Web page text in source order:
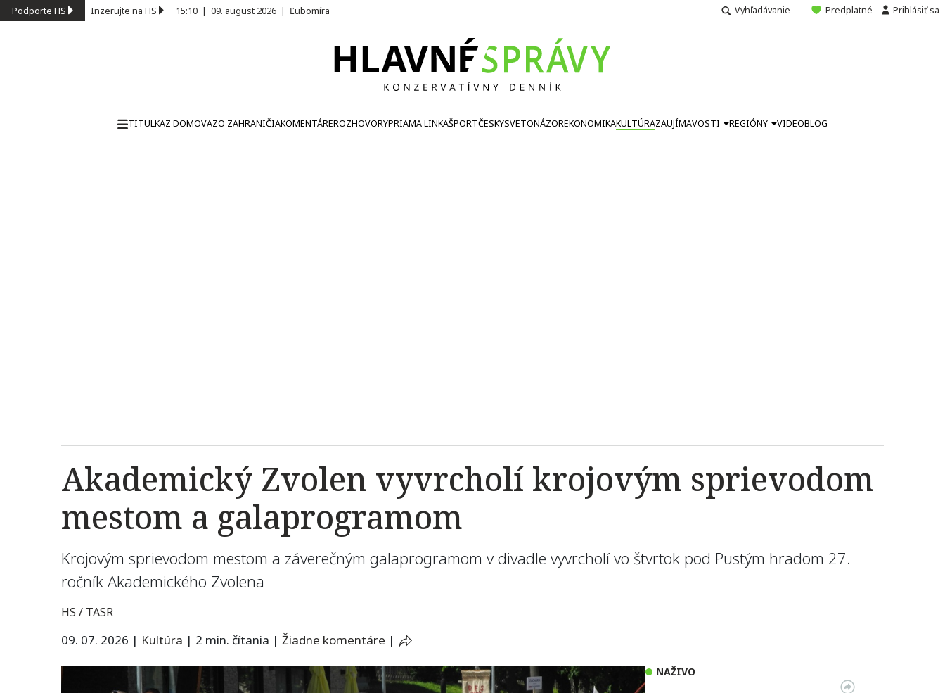
Podporte HS Inzerujte na HS 15:10 | 09. august 2026 | Ľubomíra Vyhľadávanie Predplatné Prihlásiť sa
TITULKAZ DOMOVAZO ZAHRANIČIAKOMENTÁREROZHOVORYPRIAMA LINKAŠPORTČESKYSVETONÁZOREKONOMIKAKULTÚRAZAUJÍMAVOSTI REGIÓNY VIDEOBLOG
Akademický Zvolen vyvrcholí krojovým sprievodom
mestom a galaprogramom
Krojovým sprievodom mestom a záverečným galaprogramom v divadle vyvrcholí vo štvrtok pod Pustým hradom 27.
ročník Akademického Zvolena
HS / TASR
09. 07. 2026 | Kultúra | 2 min. čítania | Žiadne komentáre |
NAŽIVO